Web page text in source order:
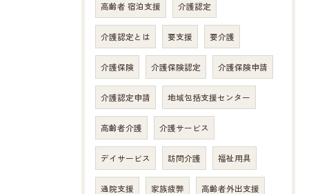
高齢者 宿泊支援 介護認定
介護認定とは 要支援 要介護
介護保険 介護保険認定 介護保険申請
介護認定申請 地域包括支援センター
高齢者介護 介護サービス
デイサービス 訪問介護 福祉用具
通院支援 家族疲弊 高齢者外出支援